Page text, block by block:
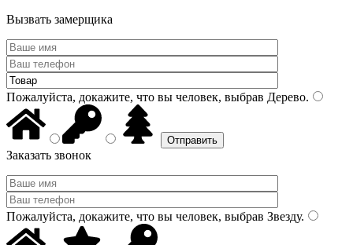
Вызвать замерщика
Пожалуйста, докажите, что вы человек, выбрав Дерево.
Заказать звонок
Пожалуйста, докажите, что вы человек, выбрав Звезду.